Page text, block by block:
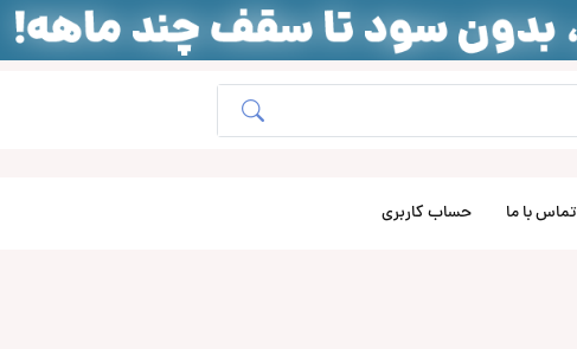
تماس با ما حساب کاربری